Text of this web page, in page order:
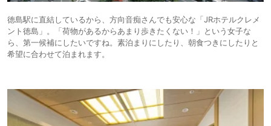
徳島駅に直結しているから、方向音痴さんでも安心な「JRホテルクレメ
ント徳島」。「荷物があるからあまり歩きたくない！」という女子な
ら、第一候補にしたいですね。素泊まりにしたり、朝食つきにしたりと
希望に合わせて泊まれます。